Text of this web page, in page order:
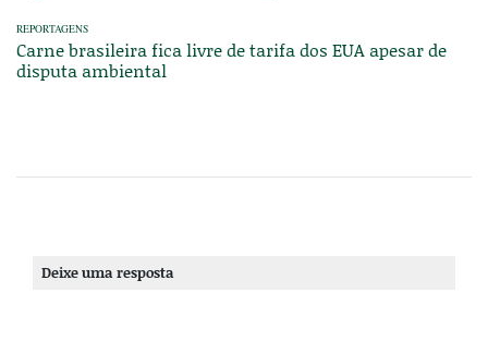
REPORTAGENS
Carne brasileira fica livre de tarifa dos EUA apesar de
disputa ambiental
Deixe uma resposta